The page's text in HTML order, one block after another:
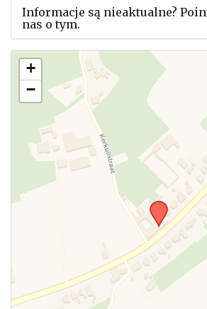
Informacje są nieaktualne?
nas o tym.
Użyj tego formularza aby
zmianach w powyższym
+
−